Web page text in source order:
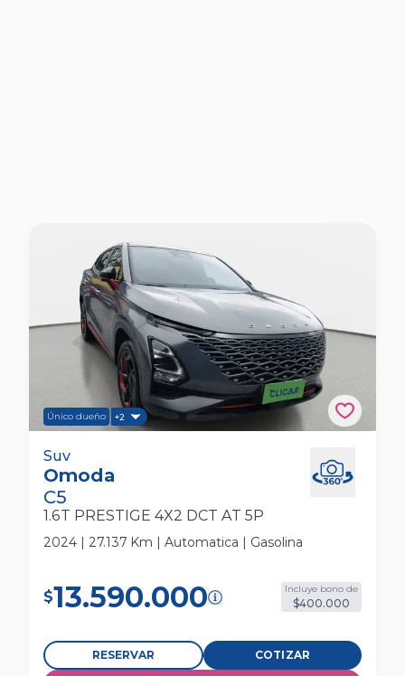
Único dueño +2
Omoda C5 1.6t Prestige 4x2 Dct At 5p Suv
Suv
Omoda
C5
1.6T PRESTIGE 4X2 DCT AT 5P
2024 | 27.137 Km | Automatica | Gasolina
$13.590.000 Incluye bono de
$400.000
RESERVAR COTIZAR